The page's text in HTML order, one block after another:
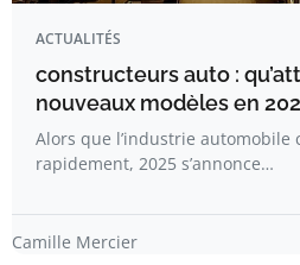
ACTUALITÉS
constructeurs auto :
nouveaux modèles en
Alors que l’industrie automobile
rapidement, 2025 s’annonce…
Camille Mercier